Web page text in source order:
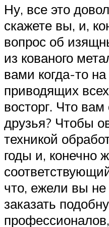
Ну, все это
скажете вы, и,
вопрос об
из кованого
вами когда-то
приводящих
восторг. Что вам
друзья? Чтобы
техникой
годы и, конечно
что, ежели вы не
заказать